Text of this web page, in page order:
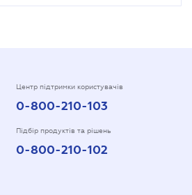
Центр підтримки користувачів
0-800-210-103
Підбір продуктів та рішень
0-800-210-102